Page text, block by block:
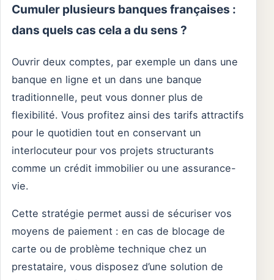
Cumuler plusieurs banques françaises :
dans quels cas cela a du sens ?
Ouvrir deux comptes, par exemple un dans une
banque en ligne et un dans une banque
traditionnelle, peut vous donner plus de
flexibilité. Vous profitez ainsi des tarifs attractifs
pour le quotidien tout en conservant un
interlocuteur pour vos projets structurants
comme un crédit immobilier ou une assurance-
vie.
Cette stratégie permet aussi de sécuriser vos
moyens de paiement : en cas de blocage de
carte ou de problème technique chez un
prestataire, vous disposez d’une solution de